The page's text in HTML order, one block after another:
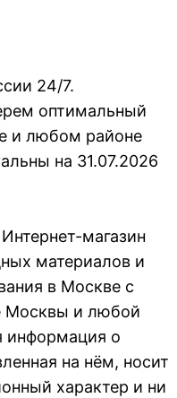
24/7.
оптимальный
и любом районе
на 31.07.2026
магазин
материалов и
в Москве с
Москвы и любой
информация о
на нём, носит
характер и ни